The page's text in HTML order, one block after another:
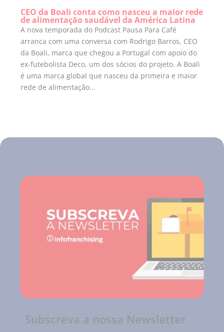
CEO da Boali conta como nasceu a maior rede
de alimentação saudável da América Latina
A nova temporada do Podcast Pausa Para Café
arranca com uma conversa com Rodrigo Barros, CEO
da Boali, marca que chegou a Portugal com apoio do
ex-futebolista Deco, um dos sócios do projeto. A Boali
é uma marca global que nasceu da primeira e maior
rede de alimentação...
Subscreva a nossa Newsletter